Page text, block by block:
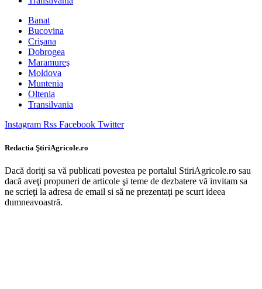
Banat
Bucovina
Crişana
Dobrogea
Maramureş
Moldova
Muntenia
Oltenia
Transilvania
Instagram Rss Facebook Twitter
Redactia ŞtiriAgricole.ro
Dacă doriţi sa vă publicati povestea pe portalul StiriAgricole.ro sau
dacă aveţi propuneri de articole şi teme de dezbatere vă invitam sa
ne scrieţi la adresa de email si să ne prezentaţi pe scurt ideea
dumneavoastră.